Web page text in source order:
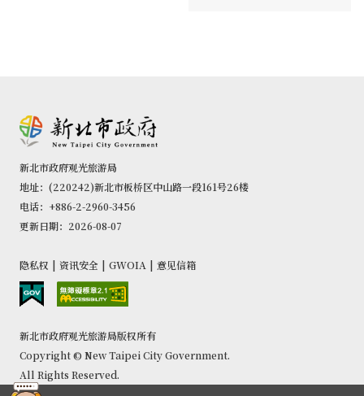
新北市政府观光旅游局
地址：(220242)新北市板桥区中山路一段161号26楼
电话：+886-2-2960-3456
更新日期：2026-08-07
隐私权 | 资讯安全 | GWOIA | 意见信箱
新北市政府观光旅游局版权所有
Copyright © New Taipei City Government.
All Rights Reserved.